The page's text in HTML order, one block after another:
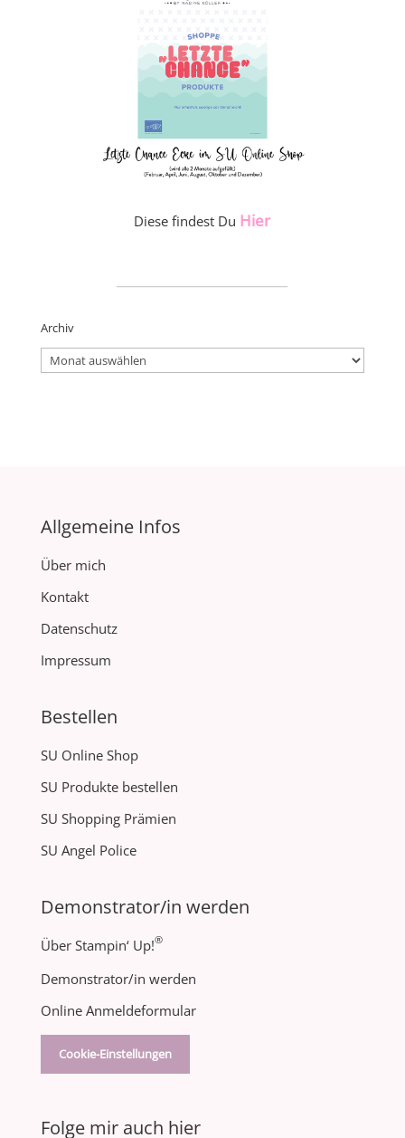
Diese findest Du Hier
Archiv
Archiv
Allgemeine Infos
Über mich
Kontakt
Datenschutz
Impressum
Bestellen
SU Online Shop
SU Produkte bestellen
SU Shopping Prämien
SU Angel Police
Demonstrator/in werden
Über Stampin‘ Up!®
Demonstrator/in werden
Online Anmeldeformular
Cookie-Einstellungen
Folge mir auch hier